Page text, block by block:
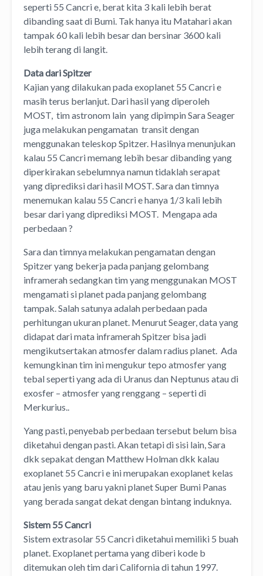
seperti 55 Cancri e, berat kita 3 kali lebih berat
dibanding saat di Bumi. Tak hanya itu Matahari akan
tampak 60 kali lebih besar dan bersinar 3600 kali
lebih terang di langit.
Data dari Spitzer
Kajian yang dilakukan pada exoplanet 55 Cancri e
masih terus berlanjut. Dari hasil yang diperoleh
MOST, tim astronom lain yang dipimpin Sara Seager
juga melakukan pengamatan transit dengan
menggunakan teleskop Spitzer. Hasilnya menunjukan
kalau 55 Cancri memang lebih besar dibanding yang
diperkirakan sebelumnya namun tidaklah serapat
yang diprediksi dari hasil MOST. Sara dan timnya
menemukan kalau 55 Cancri e hanya 1/3 kali lebih
besar dari yang diprediksi MOST. Mengapa ada
perbedaan ?
Sara dan timnya melakukan pengamatan dengan
Spitzer yang bekerja pada panjang gelombang
inframerah sedangkan tim yang menggunakan MOST
mengamati si planet pada panjang gelombang
tampak. Salah satunya adalah perbedaan pada
perhitungan ukuran planet. Menurut Seager, data yang
didapat dari mata inframerah Spitzer bisa jadi
mengikutsertakan atmosfer dalam radius planet. Ada
kemungkinan tim ini mengukur tepo atmosfer yang
tebal seperti yang ada di Uranus dan Neptunus atau di
exosfer – atmosfer yang renggang – seperti di
Merkurius..
Yang pasti, penyebab perbedaan tersebut belum bisa
diketahui dengan pasti. Akan tetapi di sisi lain, Sara
dkk sepakat dengan Matthew Holman dkk kalau
exoplanet 55 Cancri e ini merupakan exoplanet kelas
atau jenis yang baru yakni planet Super Bumi Panas
yang berada sangat dekat dengan bintang induknya.
Sistem 55 Cancri
Sistem extrasolar 55 Cancri diketahui memiliki 5 buah
planet. Exoplanet pertama yang diberi kode b
ditemukan oleh tim dari California di tahun 1997.